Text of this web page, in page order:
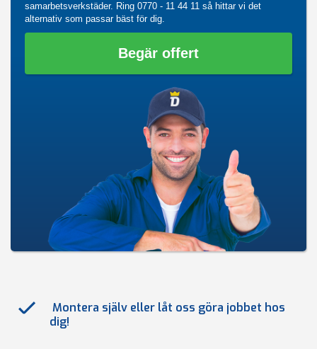
samarbetsverkstäder. Ring 0770 - 11 44 11 så hittar vi det
alternativ som passar bäst för dig.
Begär offert
Montera själv eller låt oss göra jobbet hos
dig!